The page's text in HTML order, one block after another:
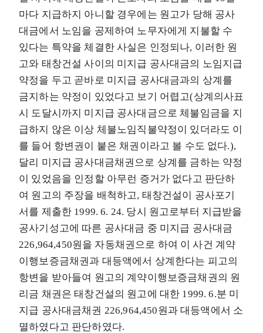
마다 지급하지 아니할 경우에는 원고가 당해 공사
대금에서 노임을 공제하여 노무자에게 지불할 수
있다는 특약을 체결한 사실은 인정되나, 이러한 원
고와 태창건설 사이의 미지급 공사대금의 노임지급
약정을 두고 곧바로 미지급 공사대금과의 상계를
금지하는 약정이 있었다고 보기 어렵고(상계의사표
시 도달시까지 미지급 공사대금으로 체불임금을 지
급하지 않은 이상 체불노임직불약정이 있더라도 이
를 들어 항변권이 붙은 채권이라고 볼 수도 없다.),
달리 미지급 공사대금채권으로 상계를 금하는 약정
이 있었음을 인정할 아무런 증거가 없다고 판단하
여 원고의 주장을 배척하고, 태창건설이 공사포기
서를 제출한 1999. 6. 24. 당시 원고로부터 지급받을
공사기성고에 따른 공사대금 중 미지급 공사대금
226,964,450원을 자동채권으로 하여 이 사건 계약
이행보증금채권과 대등액에서 상계한다는 피고의
항변을 받아들여 원고의 계약이행보증금채권의 원
리금 채권은 태창건설의 원고에 대한 1999. 6.분 미
지급 공사대금채권 226,964,450원과 대등액에서 소
멸하였다고 판단하였다.